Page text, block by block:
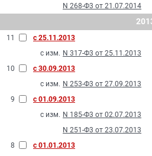
N 268-Ф3 от 21.07.2014
11
с 25.11.2013
с изм. N 317-Ф3 от 25.11.2013
10
с 30.09.2013
с изм. N 253-Ф3 от 27.09.2013
9
с 01.09.2013
с изм. N 185-Ф3 от 02.07.2013
N 251-Ф3 от 23.07.2013
8
с 01.01.2013